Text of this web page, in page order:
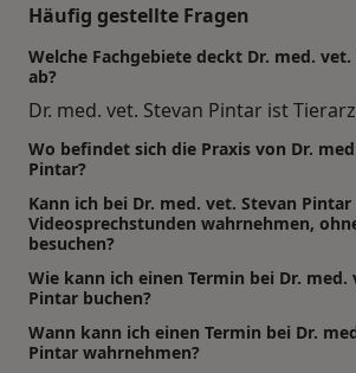
Häufig gestellte Fragen
Welche Fachgebiete deckt Dr. med.
ab?
Dr. med. vet. Stevan Pintar ist
Wo befindet sich die Praxis von Dr.
Pintar?
Kann ich bei Dr. med. vet. Stevan Pintar
Videosprechstunden wahrnehmen,
besuchen?
Wie kann ich einen Termin bei Dr. med.
Pintar buchen?
Wann kann ich einen Termin bei Dr.
Pintar wahrnehmen?